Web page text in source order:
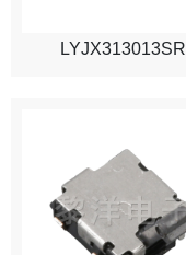
LYJX313013SR